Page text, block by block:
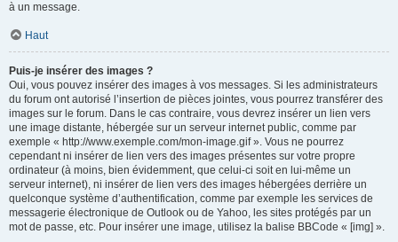
à un message.
Haut
Puis-je insérer des images ?
Oui, vous pouvez insérer des images à vos messages. Si les administrateurs
du forum ont autorisé l’insertion de pièces jointes, vous pourrez transférer des
images sur le forum. Dans le cas contraire, vous devrez insérer un lien vers
une image distante, hébergée sur un serveur internet public, comme par
exemple « http://www.exemple.com/mon-image.gif ». Vous ne pourrez
cependant ni insérer de lien vers des images présentes sur votre propre
ordinateur (à moins, bien évidemment, que celui-ci soit en lui-même un
serveur internet), ni insérer de lien vers des images hébergées derrière un
quelconque système d’authentification, comme par exemple les services de
messagerie électronique de Outlook ou de Yahoo, les sites protégés par un
mot de passe, etc. Pour insérer une image, utilisez la balise BBCode « [img] ».